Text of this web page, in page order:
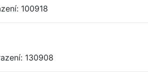
100918
130908